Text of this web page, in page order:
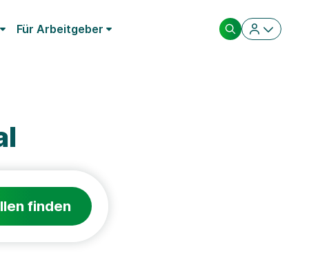
Für Arbeitgeber
finden